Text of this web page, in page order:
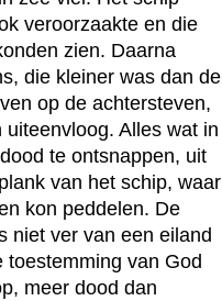
veroorzaakte en die
zien. Daarna
die kleiner was dan de
op de achtersteven,
Alles wat in
te ontsnappen, uit
van het schip, waar
kon peddelen. De
niet ver van een eiland
van God
meer dood dan